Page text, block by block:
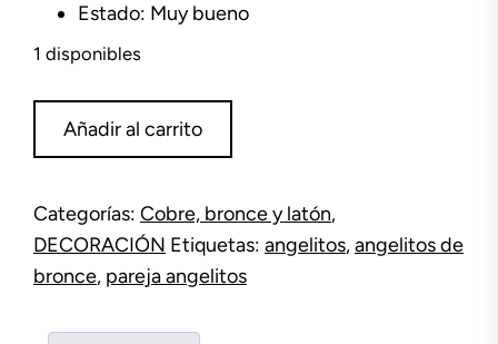
Estado: Muy bueno
1 disponibles
ángeles
y
mármol
cantidad
Añadir al carrito
Categorías: Cobre, bronce y latón,
DECORACIÓN Etiquetas: angelitos,angelitos de
bronce, pareja angelitos